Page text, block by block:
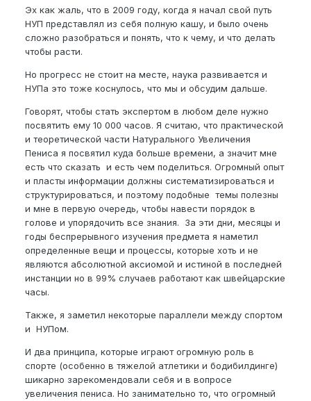
Эх как жаль, что в 2009 году, когда я начал свой путь
НУП представлял из себя полную кашу, и было очень
сложно разобраться и понять, что к чему, и что делать
чтобы расти.
Но прогресс не стоит на месте, наука развивается и
НУПа это тоже коснулось, что мы и обсудим дальше.
Говорят, чтобы стать экспертом в любом деле нужно
посвятить ему 10 000 часов. Я считаю, что практической
и теоретической части Натурального Увеличения
Пениса я посвятил куда больше времени, а значит мне
есть что сказать и есть чем поделиться. Огромный опыт
и пласты информации должны систематизироваться и
структурироваться, и поэтому подобные темы полезны
и мне в первую очередь, чтобы навести порядок в
голове и упорядочить все знания. За эти дни, месяцы и
годы беспрерывного изучения предмета я наметил
определенные вещи и процессы, которые хоть и не
являются абсолютной аксиомой и истиной в последней
инстанции но в 99% случаев работают как швейцарские
часы.
Также, я заметил некоторые параллели между спортом
и НУПом.
И два принципа, которые играют огромную роль в
спорте (особенно в тяжелой атлетики и бодибилдинге)
шикарно зарекомендовали себя и в вопросе
увеличения пениса. Но занимательно то, что огромный